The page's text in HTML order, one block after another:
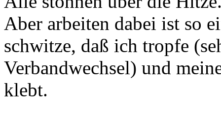
Aber arbeiten dabei ist so
schwitze, daß ich tropfe
Verbandwechsel) und
klebt.